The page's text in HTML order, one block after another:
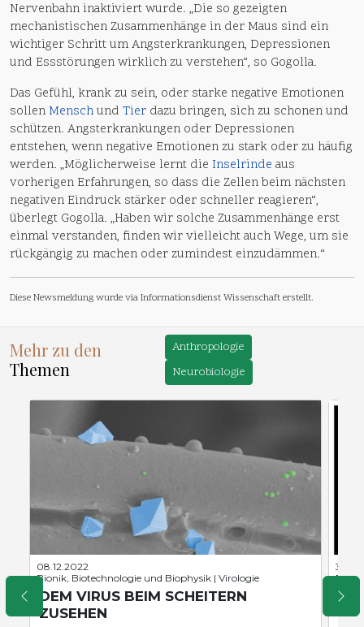
Nervenbahn inaktiviert wurde. „Die so gezeigten
mechanistischen Zusammenhänge in der Maus sind ein
wichtiger Schritt um Angsterkrankungen, Depressionen
und Essstörungen wirklich zu verstehen“, so Gogolla.
Das Gefühl, krank zu sein, oder starke negative Emotionen
sollen Menschund Tier dazu bringen, sich zu schonen und
schützen. Angsterkrankungen oder Depressionen
entstehen, wenn negative Emotionen zu stark oder zu häufig
werden. „Möglicherweise lernt die Inselrinde aus
vorherigen Erfahrungen, so dass die Zellen beim nächsten
negativen Eindruck stärker oder schneller reagieren“,
überlegt Gogolla. „Haben wir solche Zusammenhänge erst
einmal verstanden, finden wir vielleicht auch Wege, um sie
rückgängig zu machen oder zumindest einzudämmen.“
Diese Newsmeldung wurde via Informationsdienst Wissenschaft erstellt.
Mehr zu den
Themen
Anthropologie
Neurobiologie
08.12.2022
Bionik, Biotechnologie und Biophysik | Virologie
DEM VIRUS BEIM SCHEITERN
ZUSEHEN